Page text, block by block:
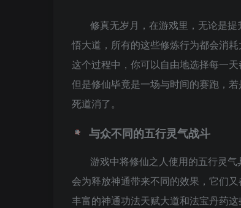
修真无岁月，在游戏里，无论是
悟大道，所有的这些修炼行为都会消耗
这个过程中，你可以自由地选择每一
但是修仙毕竟是一场与时间的赛跑，
死道消了。
与众不同的五行灵气战斗
游戏中将修仙之人使用的五行灵
会为释放神通带来不同的效果，它们又
丰富的神通功法天赋大道和法宝丹药